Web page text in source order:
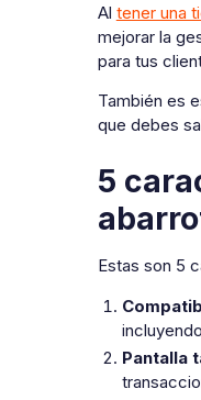
Al tener una
mejorar la
para tus
También es
que debes
5
Estas son 5
Pantalla